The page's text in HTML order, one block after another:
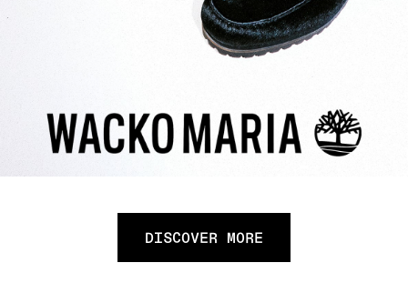
DISCOVER MORE